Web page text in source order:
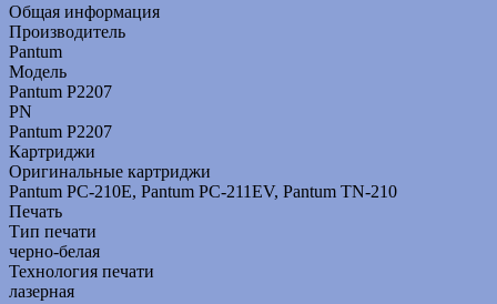
Общая информация
Производитель
Pantum
Модель
Pantum P2207
PN
Pantum P2207
Картриджи
Оригинальные картриджи
Pantum PC-210E, Pantum PC-211EV, Pantum TN-210
Печать
Тип печати
черно-белая
Технология печати
лазерная